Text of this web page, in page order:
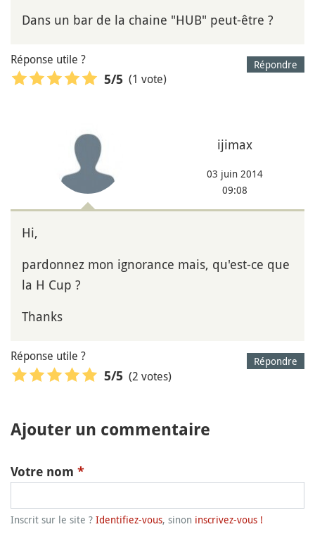
Dans un bar de la chaine "HUB" peut-être ?
Répondre
Réponse utile ?
5/5 (1 vote)
ijimax
03 juin 2014
09:08
Hi,
pardonnez mon ignorance mais, qu'est-ce que
la H Cup ?
Thanks
Répondre
Réponse utile ?
5/5 (2 votes)
Ajouter un commentaire
Votre nom *
Inscrit sur le site ? Identifiez-vous, sinon inscrivez-vous !